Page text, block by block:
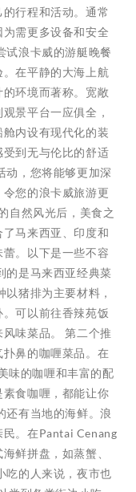
行程和活动。通常
需更多设备和安全
试浪卡威的游艇晚餐
在平静的大海上航
环境而著称。宽敞
景平台一应俱全，
内设有现代化的装
到无与伦比的舒适
动，您将能够更加深
您的浪卡威旅游更
自然风光后，美食之
马来西亚、印度和
。以下是一些不容
的是马来西亚经典菜
猪排为主要材料，
可以前往香辣苑饭
味菜品。 第二个推
鼻的咖喱菜品。在
味的咖喱和丰富的配
食咖喱，都能让你
还有当地的海鲜。浪
。在Pantai Cenang
鲜拼盘，如蒸蟹、
吃的人来说，夜市也